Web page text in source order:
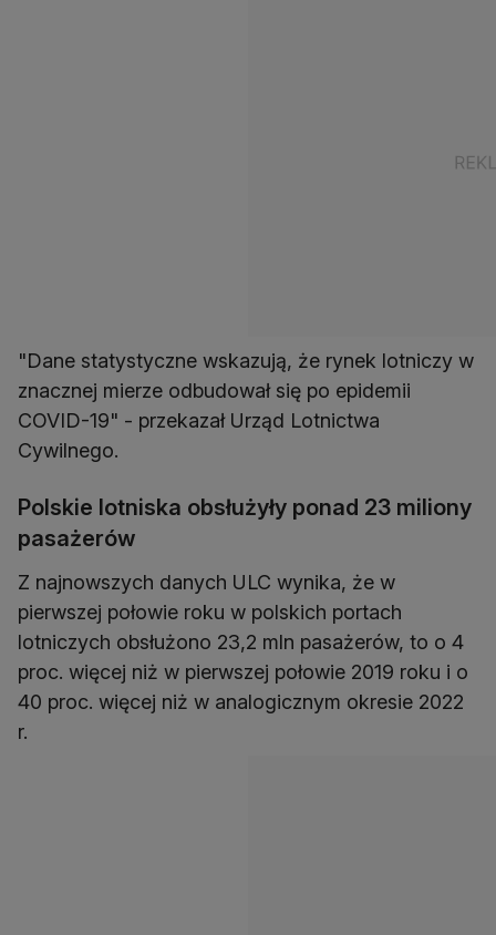
"Dane statystyczne wskazują, że rynek lotniczy w
znacznej mierze odbudował się po epidemii
COVID-19" - przekazał Urząd Lotnictwa
Polskie lotniska obsłużyły ponad 23 miliony
pasażerów
Z najnowszych danych ULC wynika, że w
pierwszej połowie roku w polskich portach
lotniczych obsłużono 23,2 mln pasażerów, to o 4
proc. więcej niż w pierwszej połowie 2019 roku i o
40 proc. więcej niż w analogicznym okresie 2022